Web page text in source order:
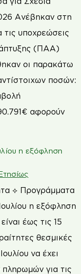
Ανέβηκαν στη
τις υποχρεώσεις
(ΠΑΑ)
οι παρακάτω
ποσών:
αφορούν
η εξόφληση
⟡ Προγράμματα
η εξόφληση
έως τις 15
θεσμικές
να έχει
πληρωμών για τις